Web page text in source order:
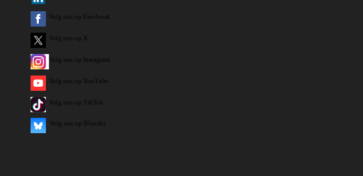
Volg ons op Facebook
Volg ons op X
Volg ons op Instagram
Volg ons op YouTube
Volg ons op TikTok
Volg ons op Bluesky